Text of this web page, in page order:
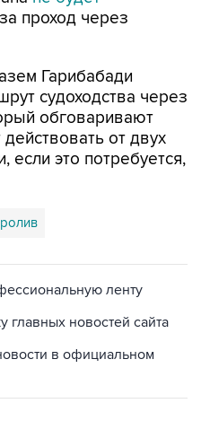
за проход через
Гарибабади
судоходства через
обговаривают
от двух
если это потребуется,
ленту
главных новостей сайта
в официальном